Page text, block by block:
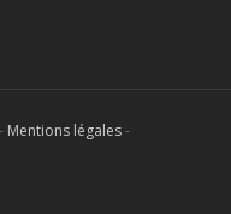
- Mentions légales-